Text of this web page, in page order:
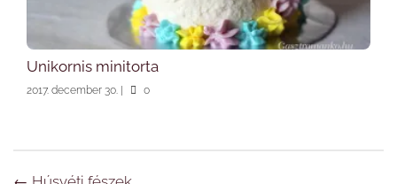
Unikornis minitorta
2017. december 30. | 0
Navigáció